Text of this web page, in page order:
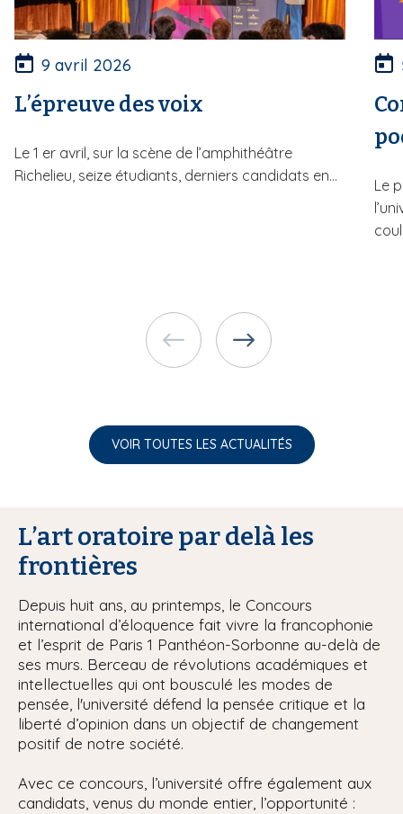
9 avril 2026
L’épreuve des voix
Le 1 er avril, sur la scène de l’amphithéâtre
Richelieu, seize étudiants, derniers candidats en...
Le
VOIR TOUTES LES ACTUALITÉS
L’art oratoire par delà les
frontières
Depuis huit ans, au printemps, le Concours
international d’éloquence fait vivre la francophonie
et l’esprit de Paris 1 Panthéon-Sorbonne au-delà de
ses murs. Berceau de révolutions académiques et
intellectuelles qui ont bousculé les modes de
pensée, l'université défend la pensée critique et la
liberté d’opinion dans un objectif de changement
positif de notre société.
Avec ce concours, l’université offre également aux
candidats, venus du monde entier, l’opportunité :